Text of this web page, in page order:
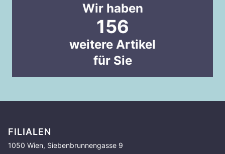
Wir haben
156
weitere Artikel
für Sie
FILIALEN
1050 Wien, Siebenbrunnengasse 9